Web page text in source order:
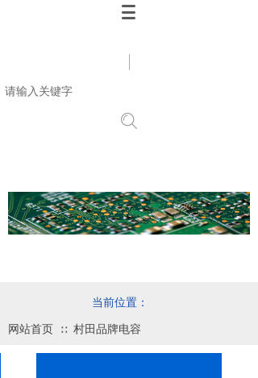
当前位置：
网站首页 ∷ 村田品牌电容